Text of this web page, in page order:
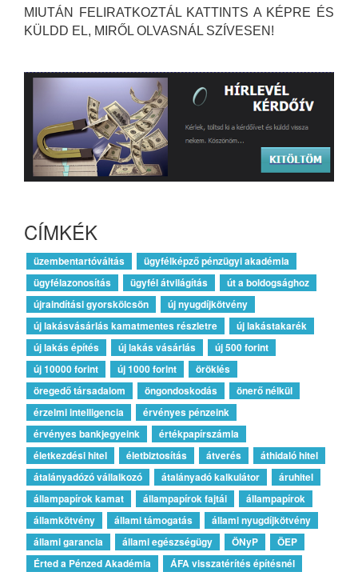
MIUTÁN FELIRATKOZTÁL KATTINTS A KÉPRE ÉS
KÜLDD EL, MIRŐL OLVASNÁL SZÍVESEN!
CÍMKÉK
üzembentartóváltás
ügyfélképző pénzügyi akadémia
ügyfélazonosítás
ügyfél átvilágítás
út a boldogsághoz
újraindítási gyorskölcsön
új nyugdíjkötvény
új lakásvásárlás kamatmentes részletre
új lakástakarék
új lakás építés
új lakás vásárlás
új 500 forint
új 10000 forint
új 1000 forint
öröklés
öregedő társadalom
öngondoskodás
önerő nélkül
érzelmi intelligencia
érvényes pénzeink
érvényes bankjegyeink
értékpapírszámla
életkezdési hitel
életbiztosítás átverés
áthidaló hitel
átalányadózó vállalkozó
átalányadó kalkulátor
áruhitel
állampapírok kamat
állampapírok fajtái
állampapírok
államkötvény
állami támogatás
állami nyugdíjkötvény
állami garancia
állami egészségügy ÖNyP
ÖEP
Érted a Pénzed Akadémia
ÁFA visszatérítés építésnél